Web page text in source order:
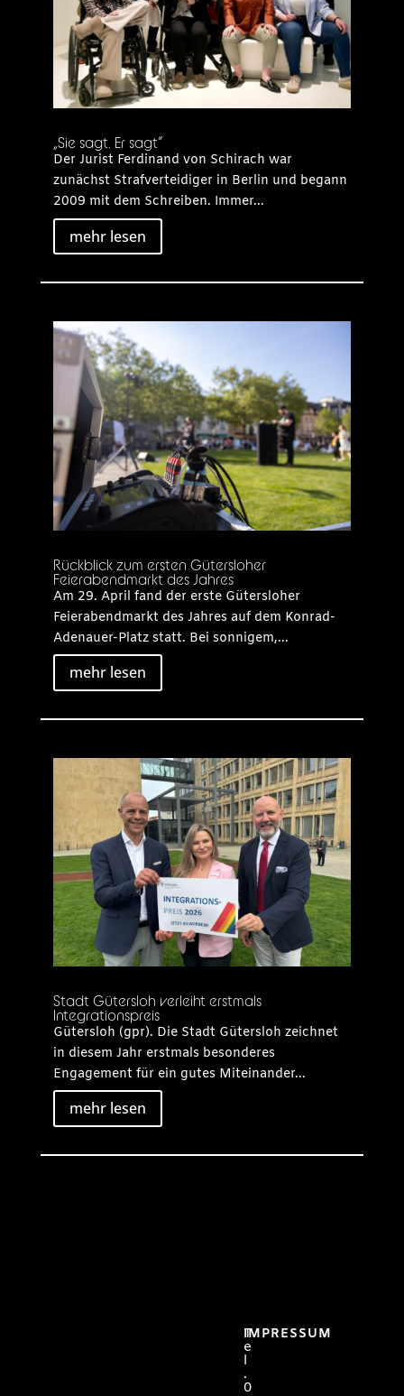
„Sie sagt. Er sagt“
Der Jurist Ferdinand von Schirach war
zunächst Strafverteidiger in Berlin und begann
2009 mit dem Schreiben. Immer...
mehr lesen
Rückblick zum ersten Gütersloher
Feierabendmarkt des Jahres
Am 29. April fand der erste Gütersloher
Feierabendmarkt des Jahres auf dem Konrad-
Adenauer-Platz statt. Bei sonnigem,...
mehr lesen
Stadt Gütersloh verleiht erstmals
Integrationspreis
Gütersloh (gpr). Die Stadt Gütersloh zeichnet
in diesem Jahr erstmals besonderes
Engagement für ein gutes Miteinander...
mehr lesen
IMPRESSUM
T
e
l
.
0